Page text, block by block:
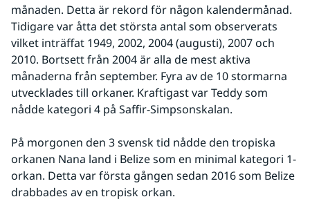
månaden. Detta är rekord för någon kalendermånad.
Tidigare var åtta det största antal som observerats
vilket inträffat 1949, 2002, 2004 (augusti), 2007 och
2010. Bortsett från 2004 är alla de mest aktiva
månaderna från september. Fyra av de 10 stormarna
utvecklades till orkaner. Kraftigast var Teddy som
nådde kategori 4 på Saffir-Simpsonskalan.
På morgonen den 3 svensk tid nådde den tropiska
orkanen Nana land i Belize som en minimal kategori 1-
orkan. Detta var första gången sedan 2016 som Belize
drabbades av en tropisk orkan.